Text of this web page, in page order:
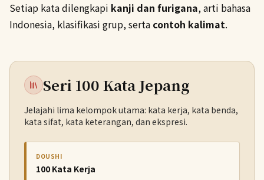
Setiap kata dilengkapi kanji dan furigana, arti bahasa
Indonesia, klasifikasi grup, serta contoh kalimat.
Seri 100 Kata Jepang
Jelajahi lima kelompok utama: kata kerja, kata benda,
kata sifat, kata keterangan, dan ekspresi.
DOUSHI
100 Kata Kerja